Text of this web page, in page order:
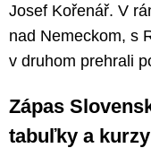
Josef Kořenář. V
nad Nemeckom, s
v druhom prehrali
Zápas
tabuľky a kurzy